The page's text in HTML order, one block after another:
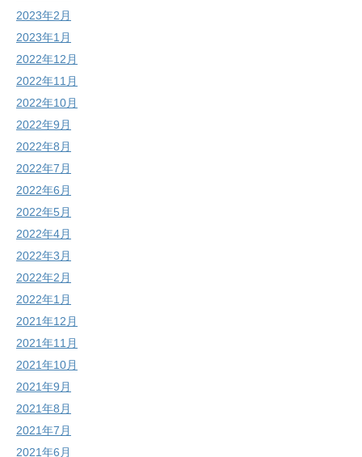
2023年2月
2023年1月
2022年12月
2022年11月
2022年10月
2022年9月
2022年8月
2022年7月
2022年6月
2022年5月
2022年4月
2022年3月
2022年2月
2022年1月
2021年12月
2021年11月
2021年10月
2021年9月
2021年8月
2021年7月
2021年6月